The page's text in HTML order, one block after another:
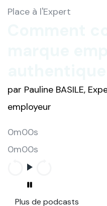
Place à l'Expert
par Pauline BASILE,
employeur
0m00s
0m00s
Plus de podcasts